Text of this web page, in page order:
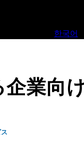
한국어
業向